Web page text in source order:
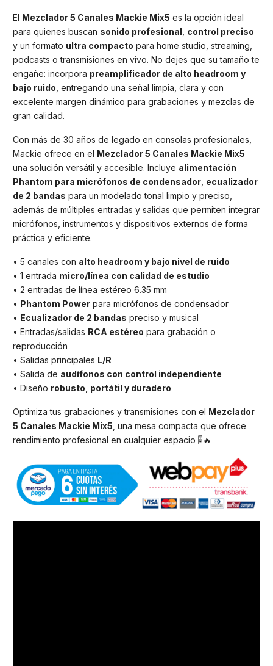
El Mezclador 5 Canales Mackie Mix5 es la opción ideal
para quienes buscan sonido profesional, control preciso
y un formato ultra compacto para home studio, streaming,
podcasts o transmisiones en vivo. No dejes que su tamaño te
engañe: incorpora preamplificador de alto headroom y
bajo ruido, entregando una señal limpia, clara y con
excelente margen dinámico para grabaciones y mezclas de
gran calidad.
Con más de 30 años de legado en consolas profesionales,
Mackie ofrece en el Mezclador 5 Canales Mackie Mix5
una solución versátil y accesible. Incluye alimentación
Phantom para micrófonos de condensador ecualizador
de 2 bandas para un modelado tonal limpio y preciso,
además de múltiples entradas y salidas que permiten integrar
micrófonos, instrumentos y dispositivos externos de forma
práctica y eficiente.
• 5 canales con alto headroom y bajo nivel de ruido
• 1 entrada micro/línea con calidad de estudio
• 2 entradas de línea estéreo 6.35 mm
• Phantom Power para micrófonos de condensador
• Ecualizador de 2 bandas preciso y musical
• Entradas/salidas RCA estéreo para grabación o
reproducción
• Salidas principales L/R
• Salida de audífonos con control independiente
• Diseño robusto, portátil y duradero
Optimiza tus grabaciones y transmisiones con el Mezclador
5 Canales Mackie Mix5 , una mesa compacta que ofrece
rendimiento profesional en cualquier espacio 🎚️🔥